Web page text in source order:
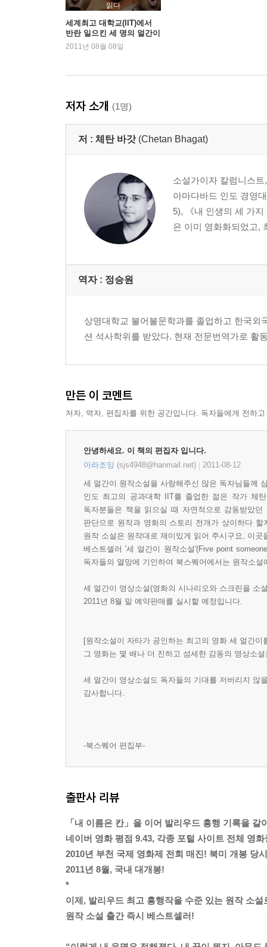
20. 내 인생에 가장 긴 날 5
21. 내 인생에 가장 긴 날 6
22. 라이언의 이야기
23. 회복
27. 얼간이들
읽다
세계최고 대학교(IIT)에서
반란 일으킨 세 명의 얼간이
들 <세 얼간이>
2011년 08월 08일
저자 소개 (1명)
저 : 체탄 바갓 (Chetan Bhagat)
소설가이자 칼럼니스
아마다바드 인도 경영
5), 《내 인생의 세 가
은 이미 영화화되었고,
역자 : 정승원
상명대학교 불어불문학과를 졸업하고 한국
션 석사학위를 받았다. 현재 전문번역가로 활
만든 이 코멘트
저자, 역자, 편집자를 위한 공간입니다. 독자들에게 전하
안녕하세요. 이 책의 편집자 입니다.
아라조잉 (sjs4948@hanmail.net) 2011-08-12
세 얼간이 원작소설을 사랑해주신 많은 독자님들께
인도 최고의 공과대학 IIT를 졸업한 젊은 작가 체
독자분들은 책을 읽으실 때 자연적으로 감동받았
판단으로 원작과 영화의 스토리 전개가 상이하다
원작 소설은 원작대로 재미있게 읽어 주시구요, 이
베스트셀러 '세 얼간이 원작소설'(Five point
독자들의 열망에 기인하여 북스퀘어에서는 원작소
세 얼간이 영상소설(영화의 시나리오와 스크린을 소
2011년 8월 말 예약판매를 실시할 예정입니다.
[원작소설이 자타가 공인하는 최고의 영화 세 얼간이
그 영화는 몇 배나 더 진하고 섬세한 감동의 영상소
세 얼간이 영상소설도 독자들의 기대를 저버리지 않
감사합니다.
-북스퀘어 편집부-
출판사 리뷰
「내 이름은 칸」을 이어 발리우드 흥행 기록을 갈
네이버 영화 평점 9.43, 각종 포털 사이트 전체 영
2010년 부천 국제 영화제 전회 매진! 북미 개봉 당
2011년 8월, 국내 대개봉!
*
이제, 발리우드 최고 흥행작을 수준 있는 원작 소설
원작 소설 출간 즉시 베스트셀러!